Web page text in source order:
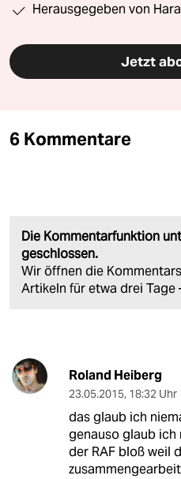
Herausgegeben von
Jetzt
6 Kommentare
Die Kommentarfunktion
geschlossen.
Wir öffnen die
Artikeln für etwa drei Tage
Roland Heiberg
23.05.2015, 18:32 Uhr
das glaub ich
genauso glaub
der RAF bloß weil